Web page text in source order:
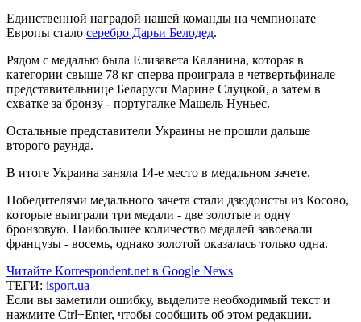
Единственной наградой нашей команды на чемпионате
Европы стало серебро Дарьи Белодед.
Рядом с медалью была Елизавета Каланина, которая в
категории свыше 78 кг сперва проиграла в четвертьфинале
представительнице Беларуси Марине Слуцкой, а затем в
схватке за бронзу - португалке Машель Нуньес.
Остальные представители Украины не прошли дальше
второго раунда.
В итоге Украина заняла 14-е место в медальном зачете.
Победителями медального зачета стали дзюдоисты из Косово,
которые выиграли три медали - две золотые и одну
бронзовую. Наибольшее количество медалей завоевали
французы - восемь, однако золотой оказалась только одна.
Читайте Korrespondent.net в Google News
ТЕГИ: isport.ua
Если вы заметили ошибку, выделите необходимый текст и
нажмите Ctrl+Enter, чтобы сообщить об этом редакции.